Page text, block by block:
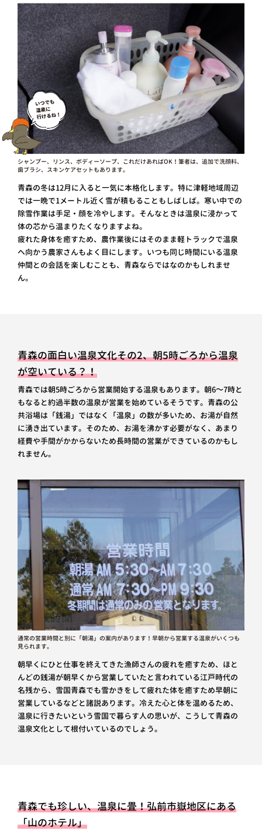
シャンプー、リンス、ボディーソープ、これだけあればOK！筆者は、追加で洗顔料、
歯ブラシ、スキンケアセットもあります。
青森の冬は12月に入ると一気に本格化します。特に津軽地域周辺
では一晩で1メートル近く雪が積もることもしばしば。寒い中での
除雪作業は手足・顔を冷やします。そんなときは温泉に浸かって
体の芯から温まりたくなりますよね。
疲れた身体を癒すため、農作業後にはそのまま軽トラックで温泉
へ向かう農家さんもよく目にします。いつも同じ時間にいる温泉
仲間との会話を楽しむことも、青森ならではなのかもしれませ
ん。
青森の面白い温泉文化その2、朝5時ごろから温泉
が空いている？！
青森では朝5時ごろから営業開始する温泉もあります。朝6～7時と
もなると約過半数の温泉が営業を始めているそうです。青森の公
共浴場は「銭湯」ではなく「温泉」の数が多いため、お湯が自然
に湧き出ています。そのため、お湯を沸かす必要がなく、あまり
経費や手間がかからないため長時間の営業ができているのかもし
れません。
通常の営業時間と別に「朝湯」の案内があります！早朝から営業する温泉がいくつも
見られます。
朝早くにひと仕事を終えてきた漁師さんの疲れを癒すため、ほと
んどの銭湯が朝早くから営業していたと言われている江戸時代の
名残から、雪国青森でも雪かきをして疲れた体を癒すため早朝に
営業しているなどと諸説あります。冷えた心と体を温めるため、
温泉に行きたいという雪国で暮らす人の思いが、こうして青森の
温泉文化として根付いているのでしょう。
青森でも珍しい、温泉に畳！弘前市嶽地区にある
「山のホテル」